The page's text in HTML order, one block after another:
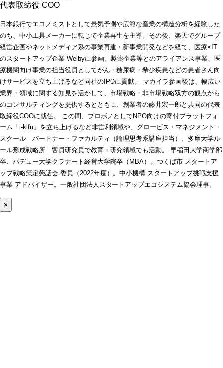
代表取締役 COO
日本銀行でエコノミストとして景気予測や広範な産業の構造分析を経験した
のち、中小工具メーカーに転じて企業再生を主導。その後、楽天でグループ
経営企画やネットメディア系の事業再建・新事業開発などを経て、医療×IT
のスタートアップ企業 Welbyに参画。製薬企業等とのアライアンス事業、医
療機関向け事業の担当役員としてがん・糖尿病・希少疾患などの患者さん向
けサービスを立ち上げるなど同社のIPOに貢献。 マカイラ参画後は、幅広い
業界・領域に関する知見を活かして、市場戦略・非市場戦略双方の観点から
のコンサルティングを提供するとともに、創業者の藤井宏一郎と共同の代表
取締役COOに就任。 この間、プロボノとしてNPO向けの寄付プラットフォ
ーム「i-kifu」を立ち上げるなど非営利領域や、グロービス・マネジメント・
スクール パートナー・ファカルティ（論理思考系講座担当）、多摩大学ル
ール形成戦略所 客員研究員で教育・研究領域でも活動。 早稲田大学商学部
卒、パデュー大学クラナート経営大学院卒（MBA）。つくば市 スタートア
ップ戦略策定懇話会 委員（2022年度）。中小機構 スタートアップ挑戦支援
事業 アドバイザー。一般社団法人スタートアップエコシステム協会理事。
×